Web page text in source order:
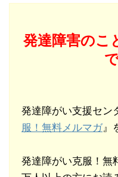
発達障害のこ
発達障がい支援セン
服！無料メルマガ』
発達障がい克服！無